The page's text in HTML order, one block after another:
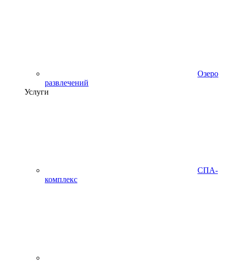
Озеро
развлечений
Услуги
СПА-
комплекс